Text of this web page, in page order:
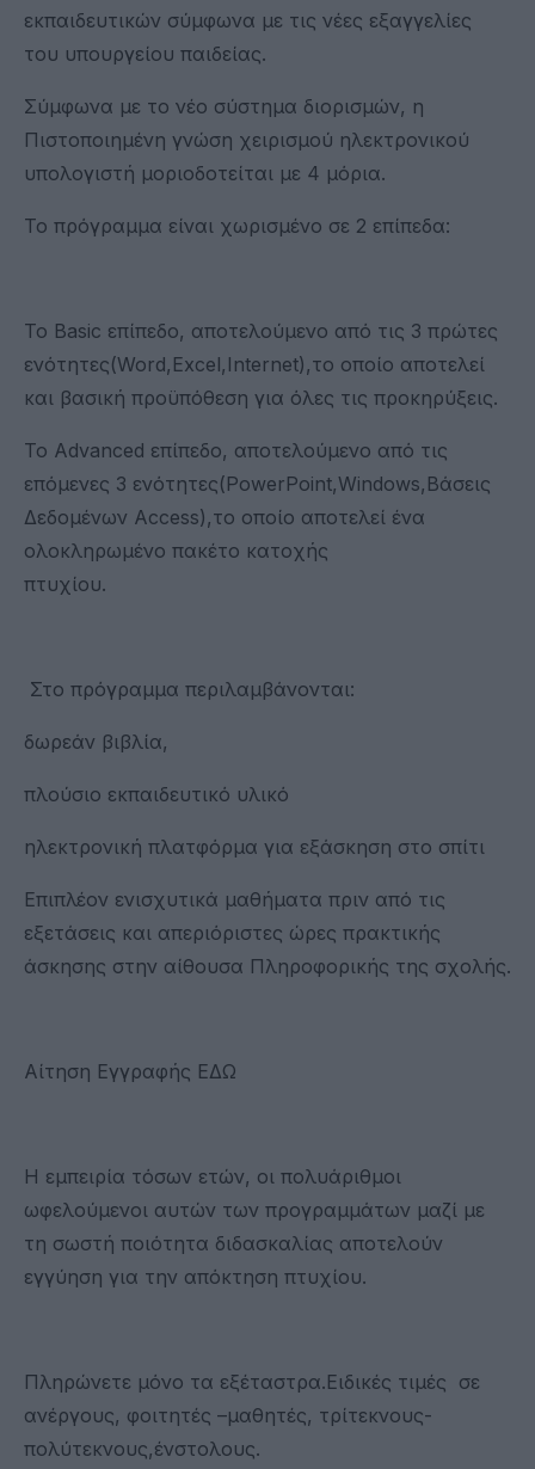
εκπαιδευτικών σύμφωνα με τις νέες εξαγγελίες
του υπουργείου παιδείας.
Σύμφωνα με το νέο σύστημα διορισμών, η
Πιστοποιημένη γνώση χειρισμού ηλεκτρονικού
υπολογιστή μοριοδοτείται με 4 μόρια.
Το πρόγραμμα είναι χωρισμένο σε 2 επίπεδα:
Το Basic επίπεδο, αποτελούμενο από τις 3 πρώτες
ενότητες(Word,Excel,Internet),το οποίο αποτελεί
και βασική προϋπόθεση για όλες τις προκηρύξεις.
Το Advanced επίπεδο, αποτελούμενο από τις
επόμενες 3 ενότητες(PowerPoint,Windows,Βάσεις
Δεδομένων Access),το οποίο αποτελεί ένα
ολοκληρωμένο πακέτο κατοχής
πτυχίου.
Στο πρόγραμμα περιλαμβάνονται:
δωρεάν βιβλία,
πλούσιο εκπαιδευτικό υλικό
ηλεκτρονική πλατφόρμα για εξάσκηση στο σπίτι
Επιπλέον ενισχυτικά μαθήματα πριν από τις
εξετάσεις και απεριόριστες ώρες πρακτικής
άσκησης στην αίθουσα Πληροφορικής της σχολής.
Αίτηση Εγγραφής ΕΔΩ
Η εμπειρία τόσων ετών, οι πολυάριθμοι
ωφελούμενοι αυτών των προγραμμάτων μαζί με
τη σωστή ποιότητα διδασκαλίας αποτελούν
εγγύηση για την απόκτηση πτυχίου.
Πληρώνετε μόνο τα εξέταστρα.Ειδικές τιμές σε
ανέργους, φοιτητές –μαθητές, τρίτεκνους-
πολύτεκνους,ένστολους.